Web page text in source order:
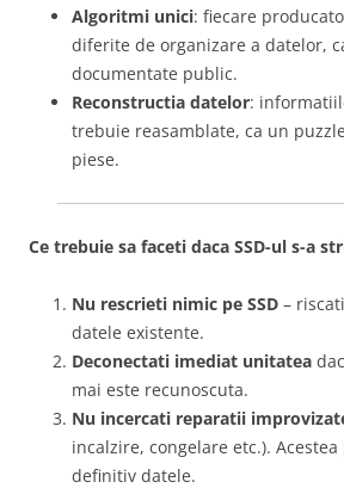
Algoritmi unici: fiecare
diferite de organizare a datelor,
documentate public.
Reconstructia datelor:
trebuie reasamblate, ca un
piese.
Ce trebuie sa faceti daca SSD-ul s-a
Nu rescrieti nimic pe SSD –
datele existente.
Deconectati imediat unitatea
mai este recunoscuta.
Nu incercati reparatii
incalzire, congelare etc.).
definitiv datele.